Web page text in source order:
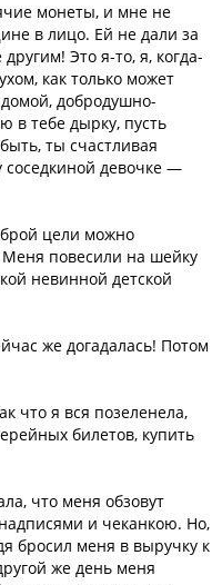
монеты, и мне не
в лицо. Ей не дали за
Это я-то, я, когда-
как только может
добродушно-
в тебе дырку, пусть
ты счастливая
девочке —
цели можно
Меня повесили на шейку
невинной детской
же догадалась! Потом
что я вся позеленела,
билетов, купить
что меня обзовут
и чеканкою. Но,
бросил меня в выручку к
же день меня